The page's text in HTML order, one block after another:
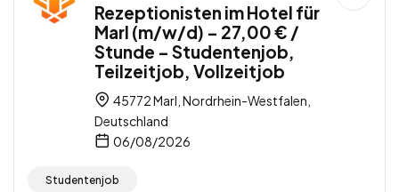
Rezeptionisten im Hotel für
Marl (m/w/d) – 27,00 € /
Stunde – Studentenjob,
Teilzeitjob, Vollzeitjob
45772 Marl, Nordrhein-Westfalen,
Deutschland
06/08/2026
Studentenjob